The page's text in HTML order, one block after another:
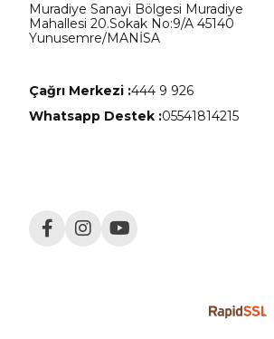
Muradiye Sanayi Bölgesi Muradiye
Mahallesi 20.Sokak No:9/A 45140
Yunusemre/MANİSA
Çağrı Merkezi :444 9 926
Whatsapp Destek :05541814215